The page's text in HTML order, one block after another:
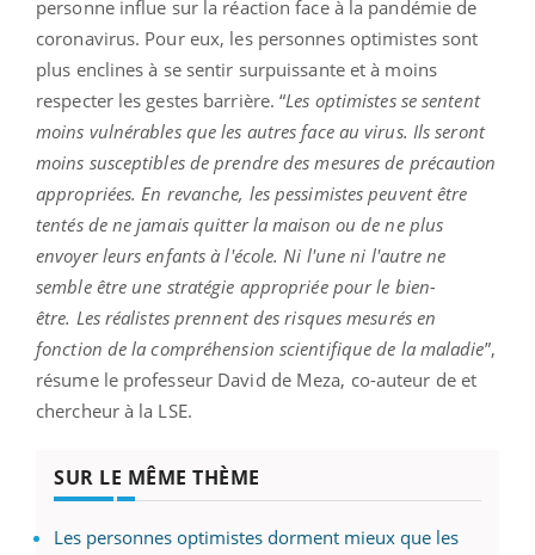
personne influe sur la réaction face à la pandémie de
coronavirus. Pour eux, les personnes optimistes sont
plus enclines à se sentir surpuissante et à moins
respecter les gestes barrière. “Les optimistes se sentent
moins vulnérables que les autres face au virus. Ils seront
moins susceptibles de prendre des mesures de précaution
appropriées. En revanche, les pessimistes peuvent être
tentés de ne jamais quitter la maison ou de ne plus
envoyer leurs enfants à l'école. Ni l'une ni l'autre ne
semble être une stratégie appropriée pour le bien-
être. Les réalistes prennent des risques mesurés en
fonction de la compréhension scientifique de la maladie”,
résume le professeur David de Meza, co-auteur de et
chercheur à la LSE.
SUR LE MÊME THÈME
Les personnes optimistes dorment mieux que les